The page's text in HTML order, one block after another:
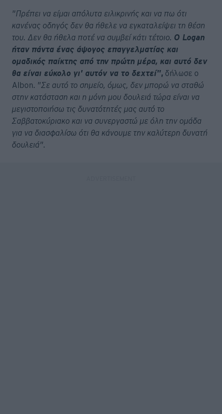
"Πρέπει να είμαι απόλυτα ειλικρινής και να πω ότι
κανένας οδηγός δεν θα ήθελε να εγκαταλείψει τη θέση
του. Δεν θα ήθελα ποτέ να συμβεί κάτι τέτοιο. Ο Logan
ήταν πάντα ένας άψογος επαγγελματίας και
ομαδικός παίκτης από την πρώτη μέρα, και αυτό δεν
θα είναι εύκολο γι' αυτόν να το δεχτεί", δήλωσε ο
Albon. "Σε αυτό το σημείο, όμως, δεν μπορώ να σταθώ
στην κατάσταση και η μόνη μου δουλειά τώρα είναι να
μεγιστοποιήσω τις δυνατότητές μας αυτό το
Σαββατοκύριακο και να συνεργαστώ με όλη την ομάδα
για να διασφαλίσω ότι θα κάνουμε την καλύτερη δυνατή
δουλειά".